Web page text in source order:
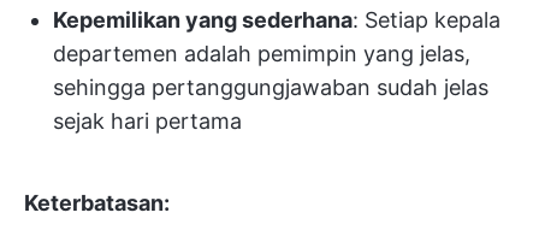
Kepemilikan yang sederhana: Setiap kepala
departemen adalah pemimpin yang jelas,
sehingga pertanggungjawaban sudah jelas
sejak hari pertama
Keterbatasan: